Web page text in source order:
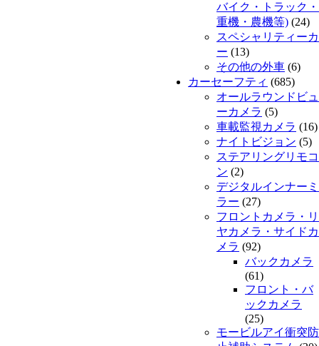
バイク・トラック・
重機・農機等) (24)
スペシャリティーカ
ー (13)
その他の外車 (6)
カーセーフティ (685)
オールラウンドビュ
ーカメラ (5)
車載監視カメラ (16)
ナイトビジョン (5)
ステアリングリモコ
ン (2)
デジタルインナーミ
ラー (27)
フロントカメラ・リ
ヤカメラ・サイドカ
メラ (92)
バックカメラ
(61)
フロント・バ
ックカメラ
(25)
モービルアイ衝突防